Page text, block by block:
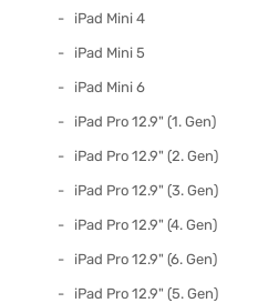
iPad Mini 4
iPad Mini 5
iPad Mini 6
iPad Pro 12.9" (1. Gen)
iPad Pro 12.9" (2. Gen)
iPad Pro 12.9" (3. Gen)
iPad Pro 12.9" (4. Gen)
iPad Pro 12.9" (6. Gen)
iPad Pro 12.9" (5. Gen)